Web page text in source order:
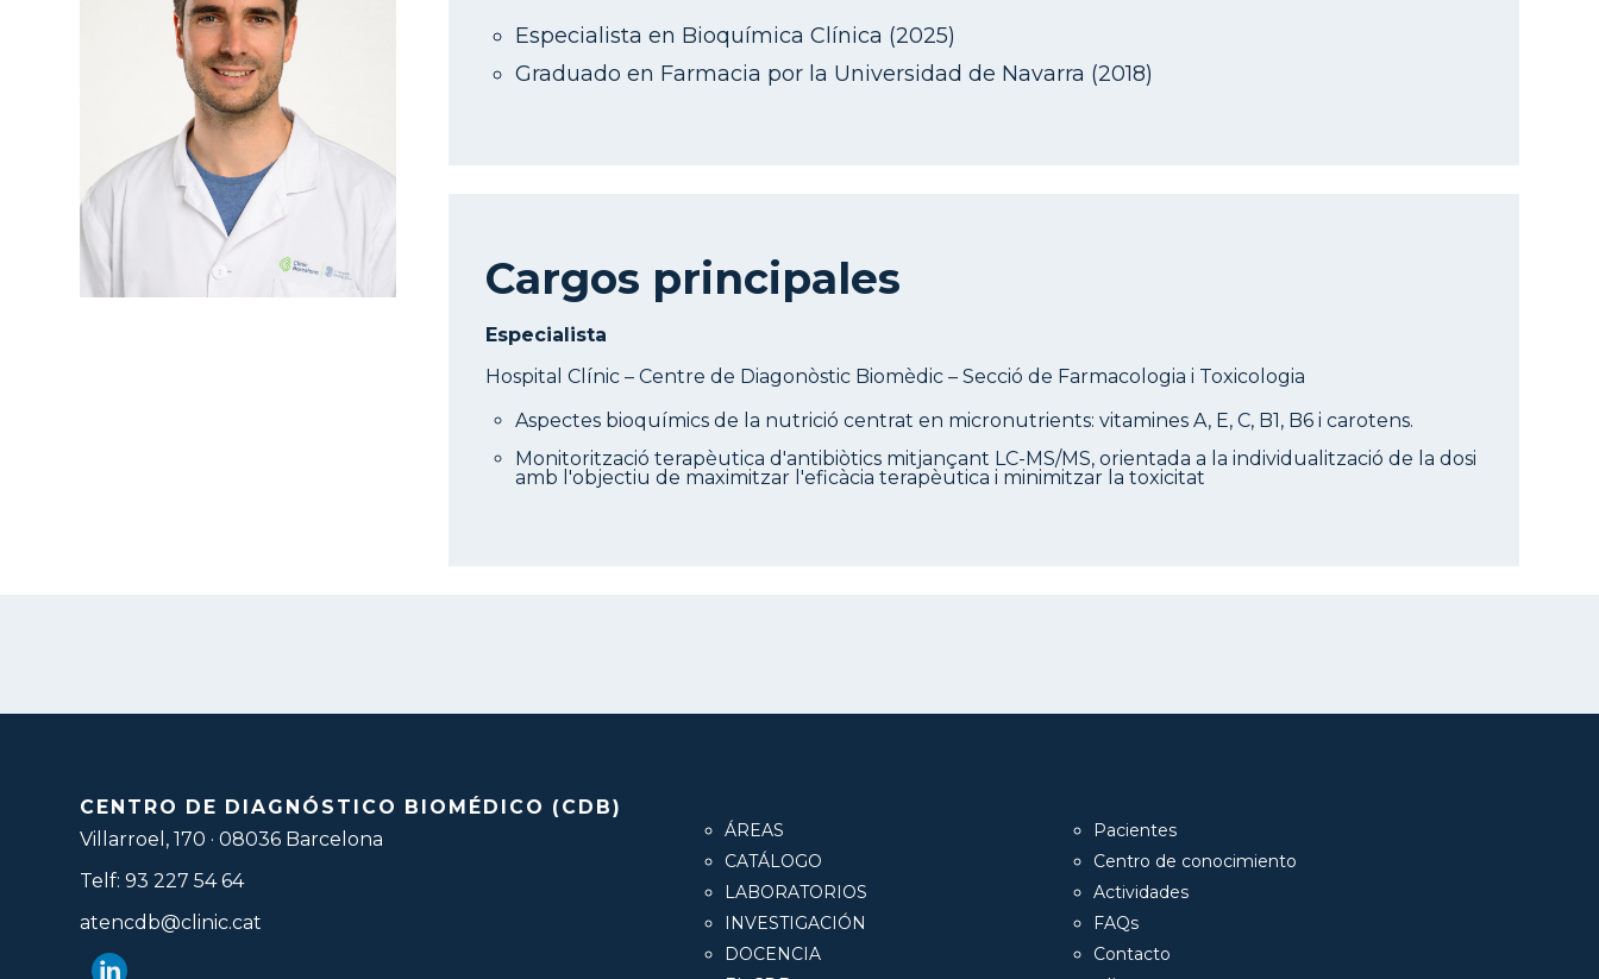
Especialista en Bioquímica Clínica (2025)
Graduado en Farmacia por la Universidad de Navarra (2018)
Cargos principales
Especialista
Hospital Clínic – Centre de Diagonòstic Biomèdic – Secció de Farmacologia i Toxicologia
Aspectes bioquímics de la nutrició centrat en micronutrients: vitamines A, E, C, B1, B6 i carotens.
Monitorització terapèutica d'antibiòtics mitjançant LC-MS/MS, orientada a la individualització de la dosi
amb l'objectiu de maximitzar l'eficàcia terapèutica i minimitzar la toxicitat
CENTRO DE DIAGNÓSTICO BIOMÉDICO (CDB)
Villarroel, 170 · 08036 Barcelona
Telf: 93 227 54 64
atencdb@clinic.cat
ÁREAS
CATÁLOGO
LABORATORIOS
INVESTIGACIÓN
DOCENCIA
Pacientes
Centro de conocimiento
Actividades
FAQs
Contacto